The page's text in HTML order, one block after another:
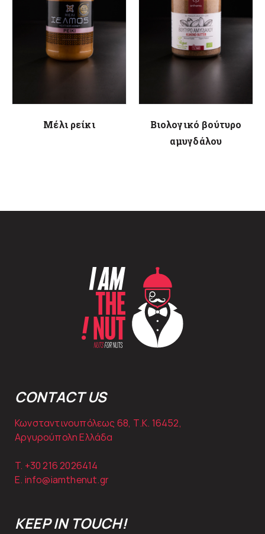
Μέλι ρείκι
Βιολογικό βούτυρο
αμυγδάλου
CONTACT US
Κωνσταντινουπόλεως 68, Τ.Κ. 16452,
Αργυρούπολη Ελλάδα
T. +30216 2026414
E. info@iamthenut.gr
KEEP IN TOUCH!